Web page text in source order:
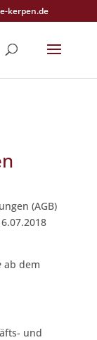
kerpen.de
(AGB)
ab dem
und